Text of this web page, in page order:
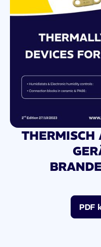
THERMISCH
PDF